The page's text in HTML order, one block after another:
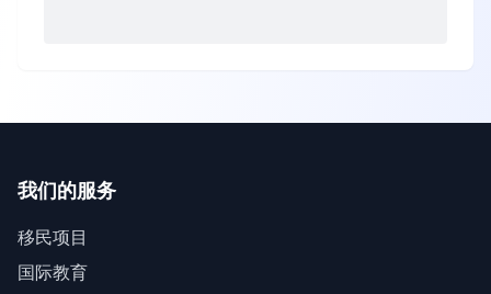
我们的服务
移民项目
国际教育